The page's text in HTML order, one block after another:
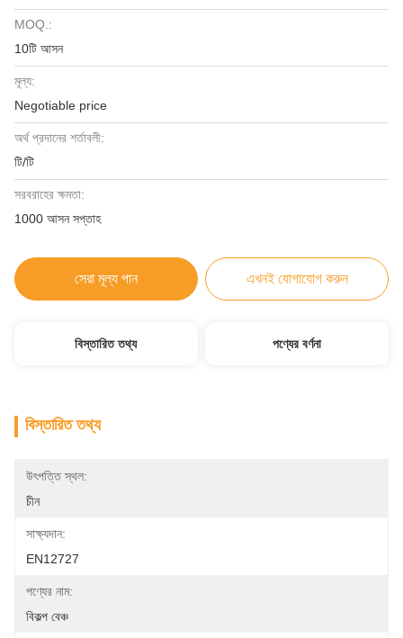
MOQ.:
10টি আসন
মূল্য:
Negotiable price
অর্থ প্রদানের শর্তাবলী:
টি/টি
সরবরাহের ক্ষমতা:
1000 আসন সপ্তাহ
সেরা মূল্য পান এখনই যোগাযোগ করুন
বিস্তারিত তথ্য পণ্যের বর্ণনা
বিস্তারিত তথ্য
উৎপত্তি স্থল:
চীন
সাক্ষ্যদান:
EN12727
পণ্যের নাম:
বিকল্প বেঞ্চ